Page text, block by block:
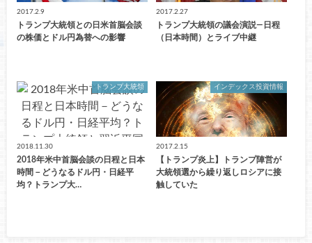
2017.2.9
トランプ大統領との日米首脳会談
の株価とドル円為替への影響
2017.2.27
トランプ大統領の議会演説―日程
（日本時間）とライブ中継
トランプ大統領
2018.11.30
2018年米中首脳会談の日程と日本
時間－どうなるドル円・日経平
均？トランプ大…
インデックス投資情報
2017.2.15
【トランプ炎上】トランプ陣営が
大統領選から繰り返しロシアに接
触していた